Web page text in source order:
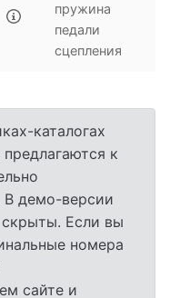
пружина
педали
сцепления
каталогах
к
В демо-версии
Если вы
номера
сайте и